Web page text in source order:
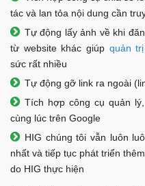
tác và lan tỏa nội dung cần
Tự động lấy ảnh về khi
từ website khác giúp quản
sức rất nhiều
Tự động gỡ link ra ngoài
Tích hợp công cụ quản
cùng lúc trên Google
HIG chúng tôi vẫn luôn
nhất và tiếp tục phát triển
do HIG thực hiện